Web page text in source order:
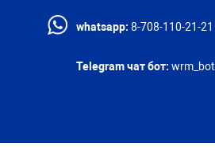
whatsapp: 8-708-110-21-21
Telegram чат бот: wrm_bot